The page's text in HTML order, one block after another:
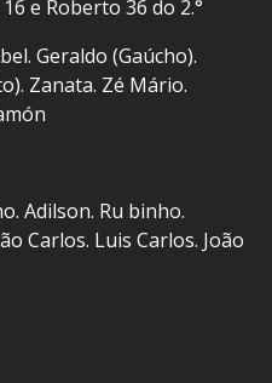
e Roberto 36 do 2.°
Geraldo (Gaúcho).
Zanata. Zé Mário.
Adilson. Ru binho.
Carlos. Luis Carlos. João